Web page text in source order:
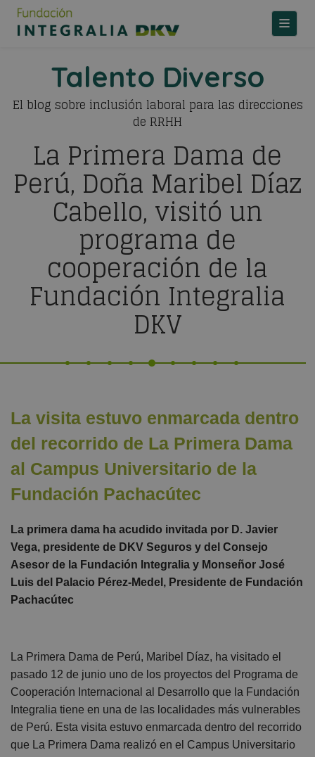
Talento Diverso
El blog sobre inclusión laboral para las direcciones
de RRHH
La Primera Dama de
Perú, Doña Maribel Díaz
Cabello, visitó un
programa de
cooperación de la
Fundación Integralia
DKV
La visita estuvo enmarcada dentro
del recorrido de La Primera Dama
al Campus Universitario de la
Fundación Pachacútec
La primera dama ha acudido invitada por D. Javier
Vega, presidente de DKV Seguros y del Consejo
Asesor de la Fundación Integralia y Monseñor José
Luis del Palacio Pérez-Medel, Presidente de Fundación
Pachacútec
La Primera Dama de Perú, Maribel Díaz, ha visitado el
pasado 12 de junio uno de los proyectos del Programa de
Cooperación Internacional al Desarrollo que la Fundación
Integralia tiene en una de las localidades más vulnerables
de Perú. Esta visita estuvo enmarcada dentro del recorrido
que La Primera Dama realizó en el Campus Universitario